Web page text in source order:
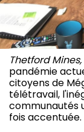
Thetford
pandémie
citoyens de
télétravail,
communautés
fois accentuée.